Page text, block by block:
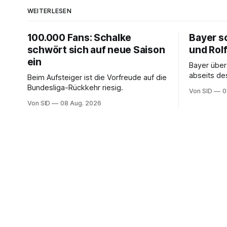
WEITERLESEN
100.000 Fans: Schalke
schwört sich auf neue Saison
ein
Beim Aufsteiger ist die Vorfreude auf die
Bundesliga-Rückkehr riesig.
Von SID 08 Aug. 2026
Bayer
und
Bayer
abseits
Von SID